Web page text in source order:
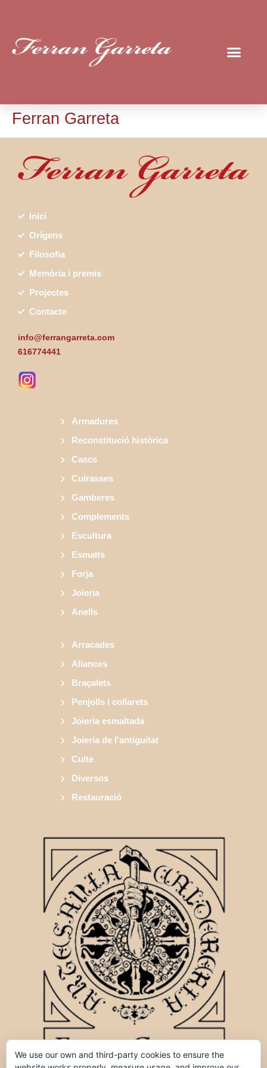
Ferran Garreta
Inici
Orígens
Filosofia
Memòria i premis
Projectes
Contacte
info@ferrangarreta.com
616774441
Armadures
Reconstitució històrica
Cascs
Cuirasses
Gamberes
Complements
Escultura
Esmalts
Forja
Joieria
Anells
Arracades
Aliances
Braçalets
Penjolls i collarets
Joieria esmaltada
Joieria de l'antiguitat
Culte
Diversos
Restauració
We use our own and third-party cookies to ensure the